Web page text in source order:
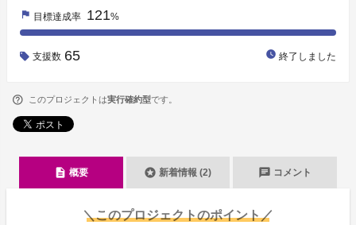
flag 目標達成率 121%
支援数 65 watch_later 終了しました
このプロジェクトは実行確約型です。
description 概要 stars 新着情報 (2) chat コメント
＼このプロジェクトのポイント／